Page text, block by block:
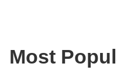
Most